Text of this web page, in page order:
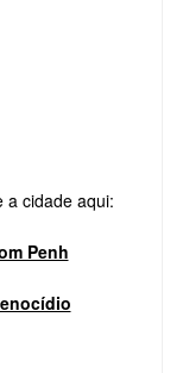
a cidade aqui:
Penh